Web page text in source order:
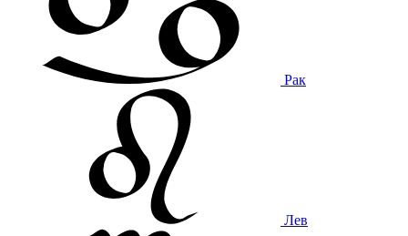
Рак
Лев